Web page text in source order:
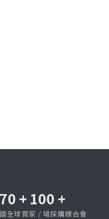
70 + 100 +
國全球買家 / 場採購媒合會